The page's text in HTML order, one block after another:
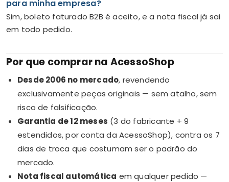
para minha empresa?
Sim, boleto faturado B2B é aceito, e a nota fiscal já sai
em todo pedido.
Por que comprar na AcessoShop
Desde 2006 no mercado, revendendo
exclusivamente peças originais — sem atalho, sem
risco de falsificação.
Garantia de 12 meses (3 do fabricante + 9
estendidos, por conta da AcessoShop), contra os 7
dias de troca que costumam ser o padrão do
mercado.
Nota fiscal automática em qualquer pedido —